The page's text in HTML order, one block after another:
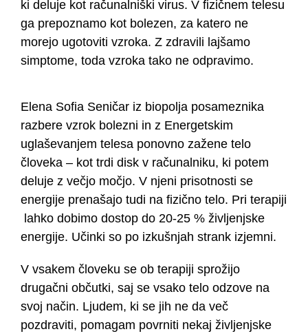
ki deluje kot računalniški virus. V fizičnem telesu
ga prepoznamo kot bolezen, za katero ne
morejo ugotoviti vzroka. Z zdravili lajšamo
simptome, toda vzroka tako ne odpravimo.
Elena Sofia Seničar iz biopolja posameznika
razbere vzrok bolezni in z Energetskim
uglaševanjem telesa ponovno zažene telo
človeka – kot trdi disk v računalniku, ki potem
deluje z večjo močjo. V njeni prisotnosti se
energije prenašajo tudi na fizično telo. Pri terapiji
lahko dobimo dostop do 20-25 % življenjske
energije. Učinki so po izkušnjah strank izjemni.
V vsakem človeku se ob terapiji sprožijo
drugačni občutki, saj se vsako telo odzove na
svoj način. Ljudem, ki se jih ne da več
pozdraviti, pomagam povrniti nekaj življenjske